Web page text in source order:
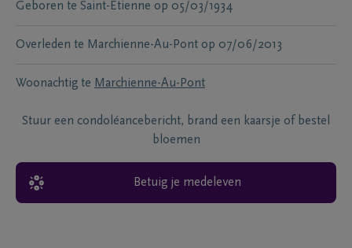
Geboren te Saint-Etienne op 05/03/1934
Overleden te Marchienne-Au-Pont op 07/06/2013
Woonachtig te Marchienne-Au-Pont
Stuur een condoléancebericht, brand een kaarsje of bestel
bloemen
Betuig je medeleven